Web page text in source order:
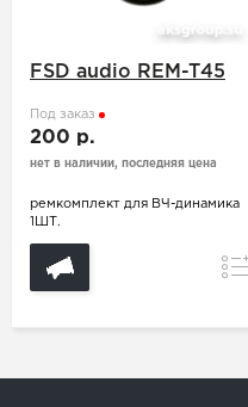
FSD audio REM-T45
Под заказ
200 р.
нет в наличии, последняя цена
ремкомплект для ВЧ-динамика
1ШТ.